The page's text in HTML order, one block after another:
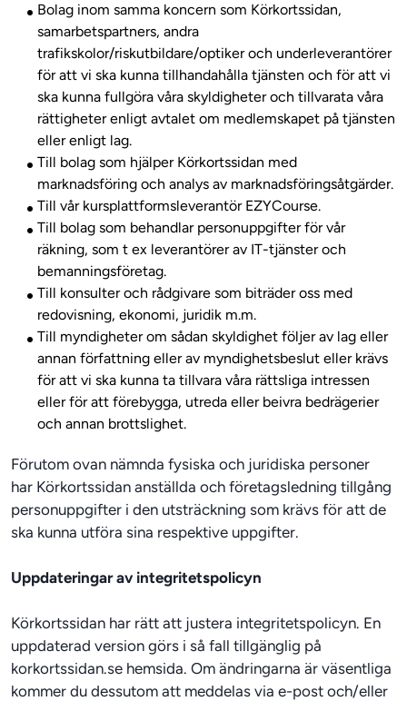
Bolag inom samma koncern som Körkortssidan,
samarbetspartners, andra
trafikskolor/riskutbildare/optiker och underleverantörer
för att vi ska kunna tillhandahålla tjänsten och för att vi
ska kunna fullgöra våra skyldigheter och tillvarata våra
rättigheter enligt avtalet om medlemskapet på tjänsten
eller enligt lag.
Till bolag som hjälper Körkortssidan med
marknadsföring och analys av marknadsföringsåtgärder.
Till vår kursplattformsleverantör EZYCourse.
Till bolag som behandlar personuppgifter för vår
räkning, som t ex leverantörer av IT-tjänster och
bemanningsföretag.
Till konsulter och rådgivare som biträder oss med
redovisning, ekonomi, juridik m.m.
Till myndigheter om sådan skyldighet följer av lag eller
annan författning eller av myndighetsbeslut eller krävs
för att vi ska kunna ta tillvara våra rättsliga intressen
eller för att förebygga, utreda eller beivra bedrägerier
och annan brottslighet.
Förutom ovan nämnda fysiska och juridiska personer
har Körkortssidan anställda och företagsledning tillgång
personuppgifter i den utsträckning som krävs för att de
ska kunna utföra sina respektive uppgifter.
Uppdateringar av integritetspolicyn
Körkortssidan har rätt att justera integritetspolicyn. En
uppdaterad version görs i så fall tillgänglig på
korkortssidan.se hemsida. Om ändringarna är väsentliga
kommer du dessutom att meddelas via e-post och/eller